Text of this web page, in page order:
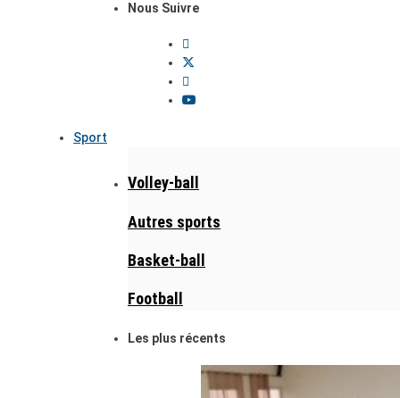
Nous Suivre
Sport
Volley-ball
Autres sports
Basket-ball
Football
Les plus récents